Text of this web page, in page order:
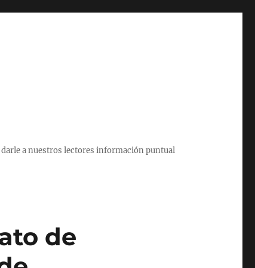
a nuestros lectores información puntual
de